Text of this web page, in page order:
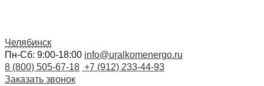
Челябинск
Пн-Сб: 9:00-18:00 info@uralkomenergo.ru
8 (800) 505-67-18 +7 (912) 233-44-93
Заказать звонок